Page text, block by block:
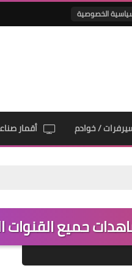
الخصوصية
/ خوادم أقمار
حميع القنوات